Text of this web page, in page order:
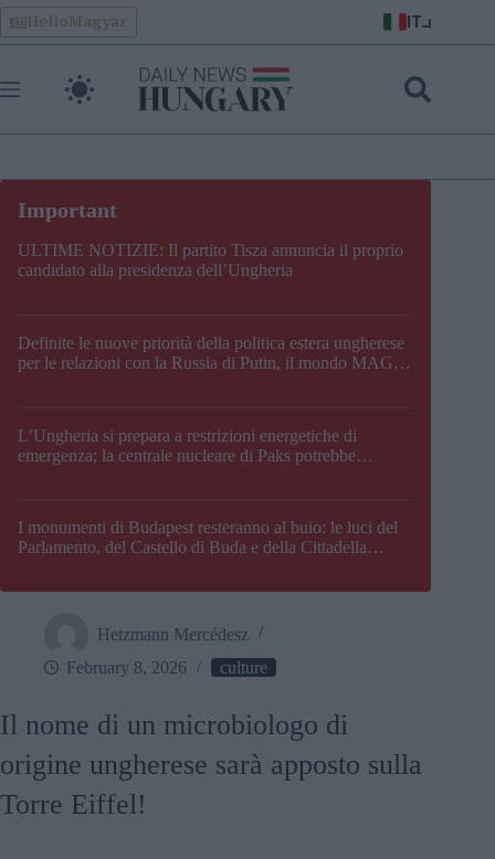
Skip
to
content
HelloMagyar IT
ULTIME NOTIZIE: Il partito Tisza annuncia il proprio
candidato alla presidenza dell’Ungheria
Definite le nuove priorità della politica estera ungherese
per le relazioni con la Russia di Putin, il mondo MAGA,
L’Ungheria si prepara a restrizioni energetiche di
emergenza; la centrale nucleare di Paks potrebbe
I monumenti di Budapest resteranno al buio: le luci del
Parlamento, del Castello di Buda e della Cittadella
Hetzmann Mercédesz
February 8, 2026
culture
Il nome di un microbiologo di
origine ungherese sarà apposto sulla
Torre Eiffel!